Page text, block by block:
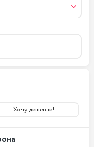
Хочу дешевле!